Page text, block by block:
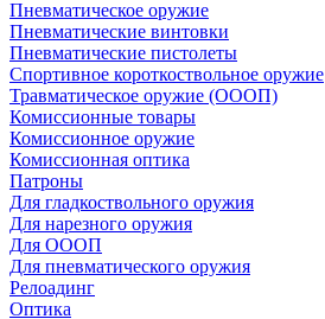
Пневматическое оружие
Пневматические винтовки
Пневматические пистолеты
Спортивное короткоствольное оружие
Травматическое оружие (ОООП)
Комиссионные товары
Комиссионное оружие
Комиссионная оптика
Патроны
Для гладкоствольного оружия
Для нарезного оружия
Для ОООП
Для пневматического оружия
Релоадинг
Оптика